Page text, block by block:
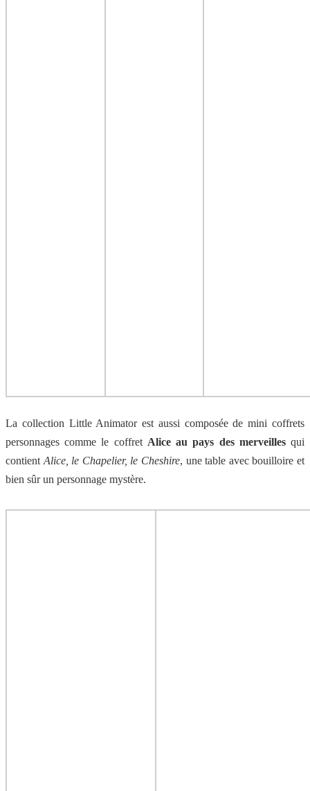
La collection Little Animator est aussi composée de mini coffrets
personnages comme le coffret Alice au pays des merveillesqui
contientAlice, le Chapelier, le Cheshire, une table avec bouilloire et
bien sûr un personnage mystère.